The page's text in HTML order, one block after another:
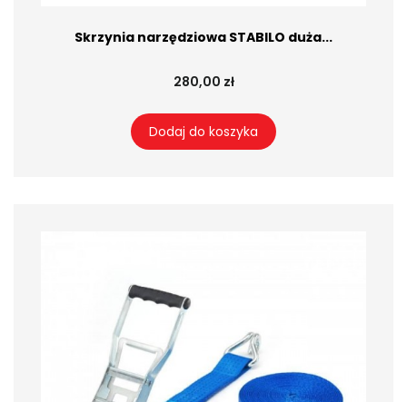
Skrzynia narzędziowa STABILO duża...
280,00 zł
Dodaj do koszyka